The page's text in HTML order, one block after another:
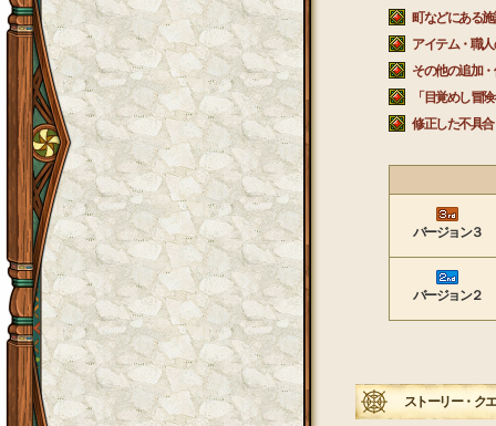
町などにある
アイテム・職
その他の追加
「目覚めし冒
修正した不具
バージョン３
バージョン２
ストーリー・ク